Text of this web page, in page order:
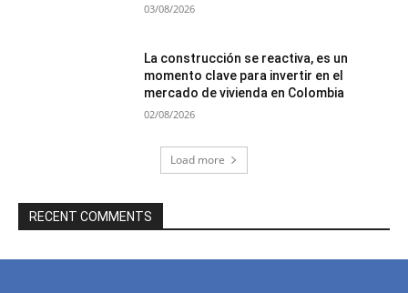
03/08/2026
La construcción se reactiva, es un
momento clave para invertir en el
mercado de vivienda en Colombia
02/08/2026
Load more
RECENT COMMENTS